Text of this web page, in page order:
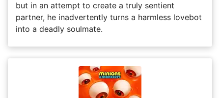
but in an attempt to create a truly sentient
partner, he inadvertently turns a harmless lovebot
into a deadly soulmate.